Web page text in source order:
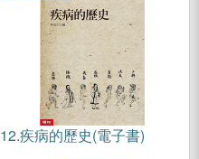
12.疾病的歷史(電子書)